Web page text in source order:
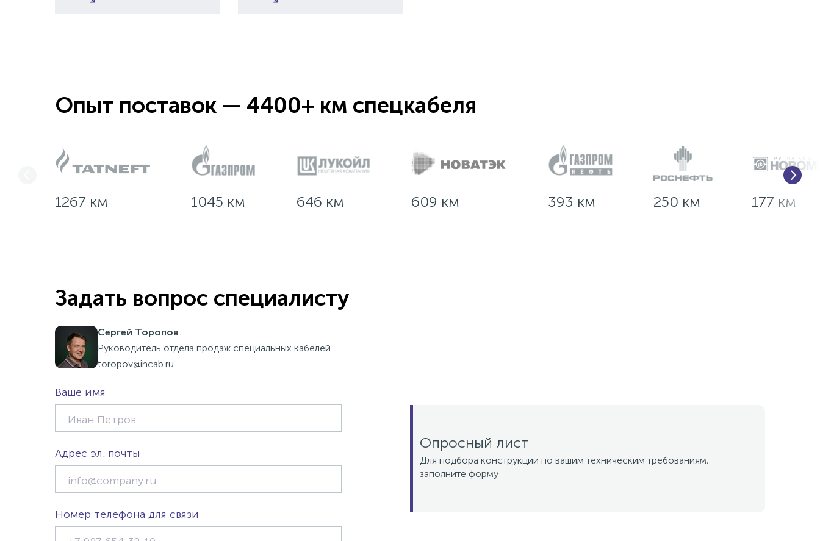
Опыт поставок — 4400+ км спецкабеля
1267 км 1045 км 646 км 609 км 393 км 250 км 177 км
Задать вопрос специалисту
Сергей Торопов
Руководитель отдела продаж специальных кабелей
toropov@incab.ru
Ваше имя
Адрес эл. почты
Номер телефона для связи
Опросный лист
Для подбора конструкции по вашим техническим требованиям,
заполните форму